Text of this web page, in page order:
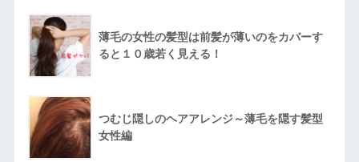
薄毛の女性の髪型は前髪が薄いのをカバーす
ると１０歳若く見える！
つむじ隠しのヘアアレンジ～薄毛を隠す髪型
女性編